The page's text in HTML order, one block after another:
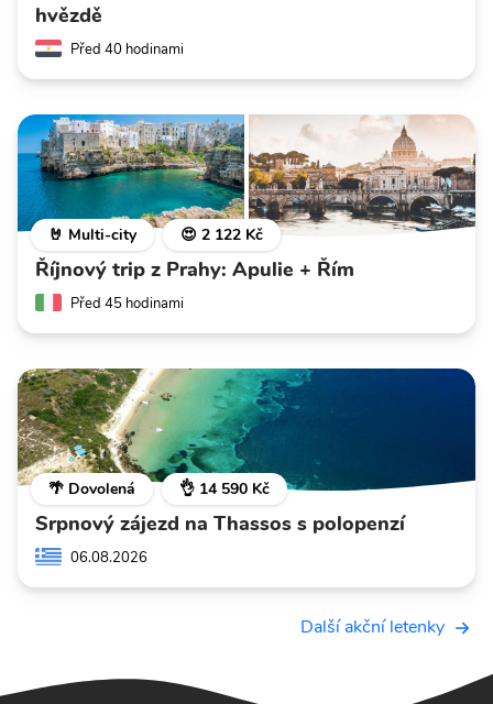
hvězdě
Před 40 hodinami
🤘 Multi-city 😍 2 122 Kč
Říjnový trip z Prahy: Apulie + Řím
Před 45 hodinami
🌴 Dovolená 👌 14 590 Kč
Srpnový zájezd na Thassos s polopenzí
06.08.2026
Další akční letenky